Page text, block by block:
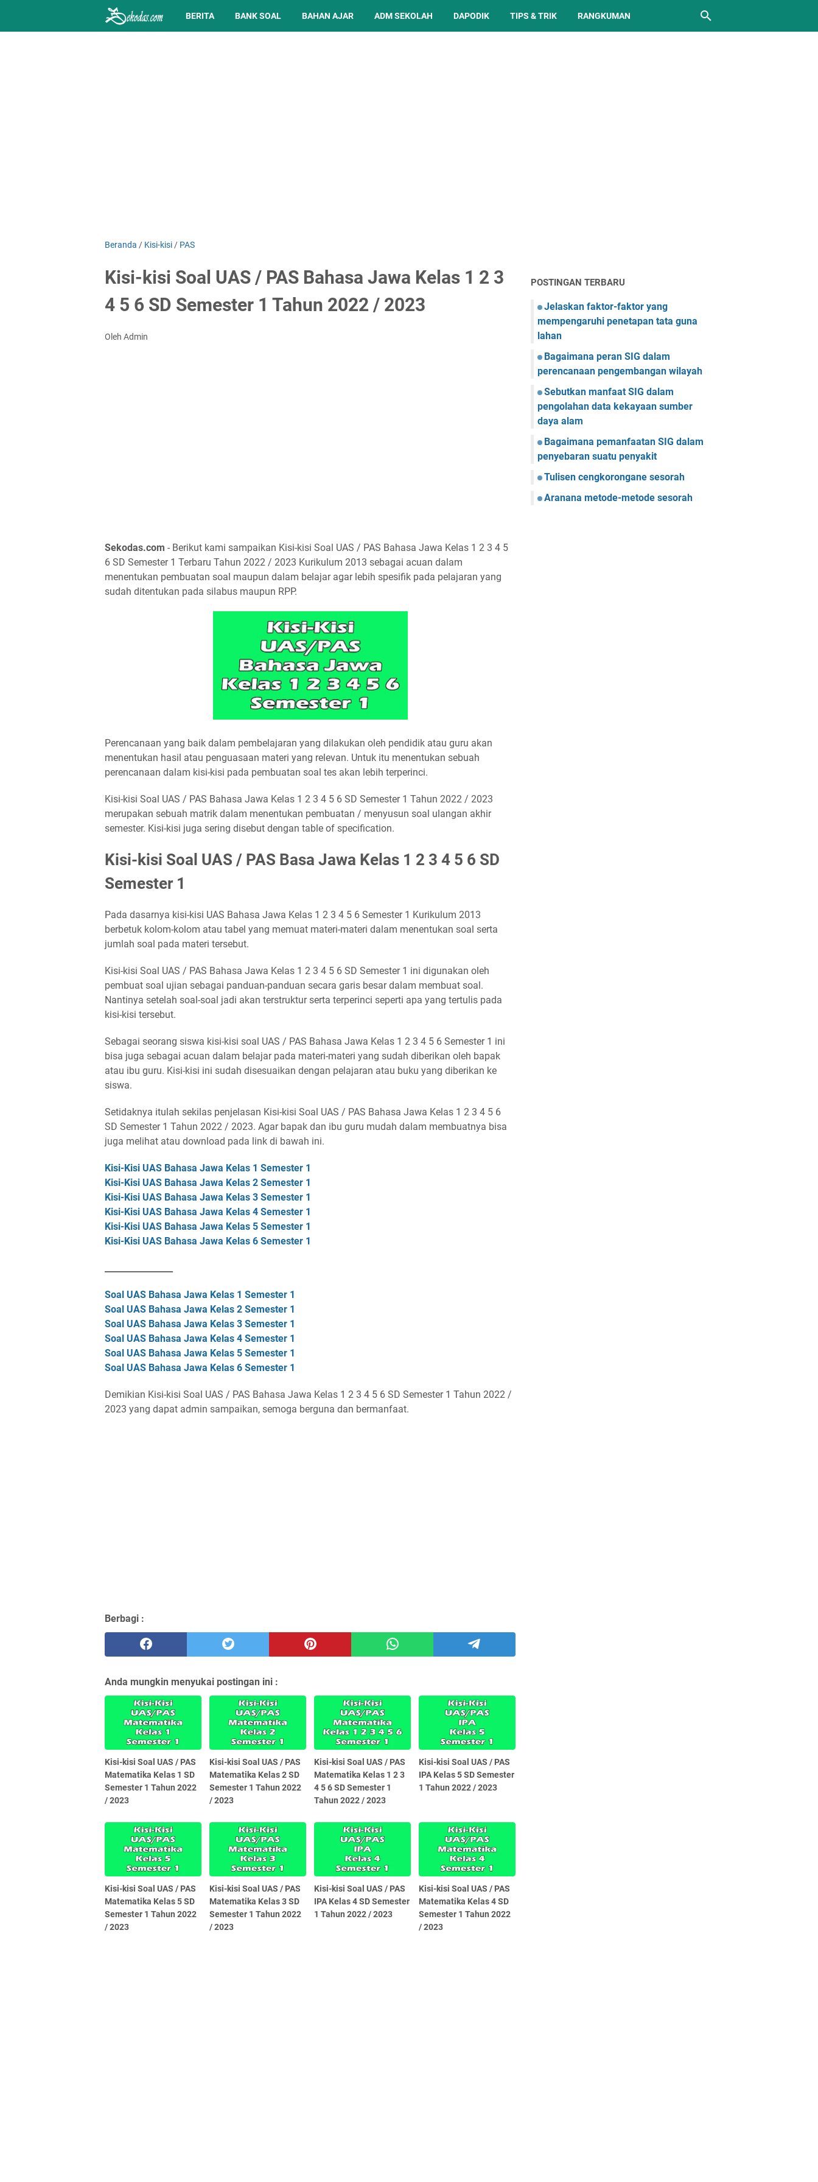
BERITA BANK SOAL BAHAN AJAR ADM SEKOLAH DAPODIK TIPS & TRIK RANGKUMAN
Beranda / Kisi-kisi / PAS
Kisi-kisi Soal UAS / PAS Bahasa Jawa Kelas 1 2 3
4 5 6 SD Semester 1 Tahun 2022 / 2023
Oleh Admin
Sekodas.com - Berikut kami sampaikan Kisi-kisi Soal UAS / PAS Bahasa Jawa Kelas 1 2 3 4 5
6 SD Semester 1 Terbaru Tahun 2022 / 2023 Kurikulum 2013 sebagai acuan dalam
menentukan pembuatan soal maupun dalam belajar agar lebih spesifik pada pelajaran yang
sudah ditentukan pada silabus maupun RPP.
Perencanaan yang baik dalam pembelajaran yang dilakukan oleh pendidik atau guru akan
menentukan hasil atau penguasaan materi yang relevan. Untuk itu menentukan sebuah
perencanaan dalam kisi-kisi pada pembuatan soal tes akan lebih terperinci.
Kisi-kisi Soal UAS / PAS Bahasa Jawa Kelas 1 2 3 4 5 6 SD Semester 1 Tahun 2022 / 2023
merupakan sebuah matrik dalam menentukan pembuatan / menyusun soal ulangan akhir
semester. Kisi-kisi juga sering disebut dengan table of specification.
Kisi-kisi Soal UAS / PAS Basa Jawa Kelas 1 2 3 4 5 6 SD
Semester 1
Pada dasarnya kisi-kisi UAS Bahasa Jawa Kelas 1 2 3 4 5 6 Semester 1 Kurikulum 2013
berbetuk kolom-kolom atau tabel yang memuat materi-materi dalam menentukan soal serta
jumlah soal pada materi tersebut.
Kisi-kisi Soal UAS / PAS Bahasa Jawa Kelas 1 2 3 4 5 6 SD Semester 1 ini digunakan oleh
pembuat soal ujian sebagai panduan-panduan secara garis besar dalam membuat soal.
Nantinya setelah soal-soal jadi akan terstruktur serta terperinci seperti apa yang tertulis pada
kisi-kisi tersebut.
Sebagai seorang siswa kisi-kisi soal UAS / PAS Bahasa Jawa Kelas 1 2 3 4 5 6 Semester 1 ini
bisa juga sebagai acuan dalam belajar pada materi-materi yang sudah diberikan oleh bapak
atau ibu guru. Kisi-kisi ini sudah disesuaikan dengan pelajaran atau buku yang diberikan ke
siswa.
Setidaknya itulah sekilas penjelasan Kisi-kisi Soal UAS / PAS Bahasa Jawa Kelas 1 2 3 4 5 6
SD Semester 1 Tahun 2022 / 2023. Agar bapak dan ibu guru mudah dalam membuatnya bisa
juga melihat atau download pada link di bawah ini.
Kisi-Kisi UAS Bahasa Jawa Kelas 1 Semester 1
Kisi-Kisi UAS Bahasa Jawa Kelas 2 Semester 1
Kisi-Kisi UAS Bahasa Jawa Kelas 3 Semester 1
Kisi-Kisi UAS Bahasa Jawa Kelas 4 Semester 1
Kisi-Kisi UAS Bahasa Jawa Kelas 5 Semester 1
Kisi-Kisi UAS Bahasa Jawa Kelas 6 Semester 1
Soal UAS Bahasa Jawa Kelas 1 Semester 1
Soal UAS Bahasa Jawa Kelas 2 Semester 1
Soal UAS Bahasa Jawa Kelas 3 Semester 1
Soal UAS Bahasa Jawa Kelas 4 Semester 1
Soal UAS Bahasa Jawa Kelas 5 Semester 1
Soal UAS Bahasa Jawa Kelas 6 Semester 1
Demikian Kisi-kisi Soal UAS / PAS Bahasa Jawa Kelas 1 2 3 4 5 6 SD Semester 1 Tahun 2022 /
2023 yang dapat admin sampaikan, semoga berguna dan bermanfaat.
Berbagi :
Anda mungkin menyukai postingan ini :
Kisi-kisi Soal UAS / PAS
Matematika Kelas 1 SD
Semester 1 Tahun 2022
/ 2023
Kisi-kisi Soal UAS / PAS
Matematika Kelas 2 SD
Semester 1 Tahun 2022
/ 2023
Kisi-kisi Soal UAS / PAS
Matematika Kelas 1 2 3
4 5 6 SD Semester 1
Tahun 2022 / 2023
Kisi-kisi Soal UAS / PAS
IPA Kelas 5 SD Semester
1 Tahun 2022 / 2023
Kisi-kisi Soal UAS / PAS
Matematika Kelas 5 SD
Semester 1 Tahun 2022
/ 2023
Kisi-kisi Soal UAS / PAS
Matematika Kelas 3 SD
Semester 1 Tahun 2022
/ 2023
Kisi-kisi Soal UAS / PAS
IPA Kelas 4 SD Semester
1 Tahun 2022 / 2023
Kisi-kisi Soal UAS / PAS
Matematika Kelas 4 SD
Semester 1 Tahun 2022
/ 2023
POSTINGAN TERBARU
Jelaskan faktor-faktor yang
mempengaruhi penetapan tata guna
lahan
Bagaimana peran SIG dalam
perencanaan pengembangan wilayah
Sebutkan manfaat SIG dalam
pengolahan data kekayaan sumber
daya alam
Bagaimana pemanfaatan SIG dalam
penyebaran suatu penyakit
Tulisen cengkorongane sesorah
Aranana metode-metode sesorah